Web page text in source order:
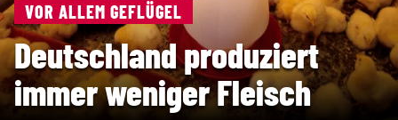
VOR ALLEM GEFLÜGEL
Deutschland produziert
immer weniger Fleisch